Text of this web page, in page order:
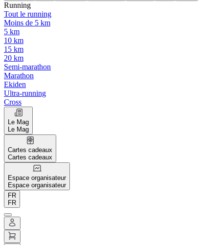
Running
Tout le running
Moins de 5 km
5 km
10 km
15 km
20 km
Semi-marathon
Marathon
Ekiden
Ultra-running
Cross
Le Mag
Le Mag
Cartes cadeaux
Cartes cadeaux
Espace organisateur
Espace organisateur
FR
FR